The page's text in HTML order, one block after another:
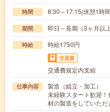
時間 8:30～17:15(休憩1時
期間 即日～長期（3ヶ月以
時給 時給1750円
交通費
交通費規定内支給
仕事内容
製造（組立・加工）
未経験スタート歓迎
材の製造をしていた